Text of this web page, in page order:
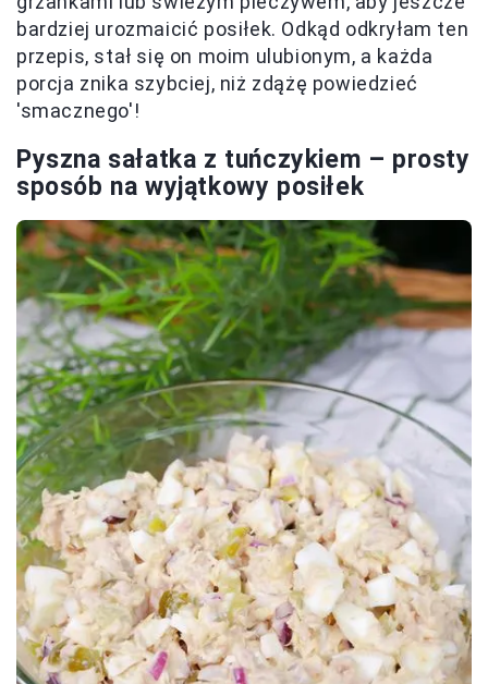
bardziej urozmaicić posiłek. Odkąd odkryłam ten
przepis, stał się on moim ulubionym, a każda
porcja znika szybciej, niż zdążę powiedzieć
'smacznego'!
Pyszna sałatka z tuńczykiem – prosty
sposób na wyjątkowy posiłek